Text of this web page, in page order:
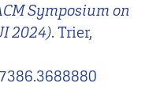
Symposium on
2024). Trier,